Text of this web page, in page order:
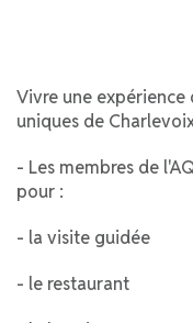
Vivre une
uniques de
- Les membres de
pour :
- la visite guidée
- le restaurant